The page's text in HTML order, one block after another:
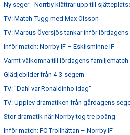
Ny seger - Norrby klättrar upp till
TV: Match-Tugg med Max Olsson
TV: Marcus Översjös tankar inför
Inför match: Norrby IF – Eskilsminne IF
Varmt välkomna till lördagens familjematch
Glädjebilder från 4-3-segern
TV: "Dahl var Ronaldinho idag"
TV: Upplev dramatiken från gårdagens
Stor dramatik när Norrby tog tre poäng
Inför match: FC Trollhättan – Norrby IF